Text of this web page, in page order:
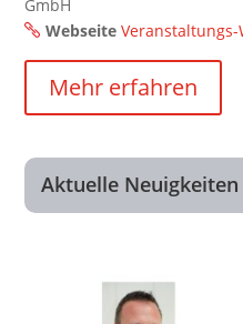
GmbH
Webseite
Mehr erfahren
Aktuelle Neuigkeiten